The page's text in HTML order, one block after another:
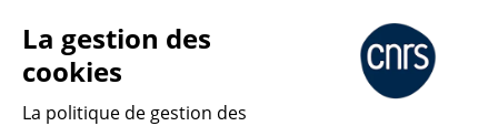
La gestion des
cookies
La politique de gestion des